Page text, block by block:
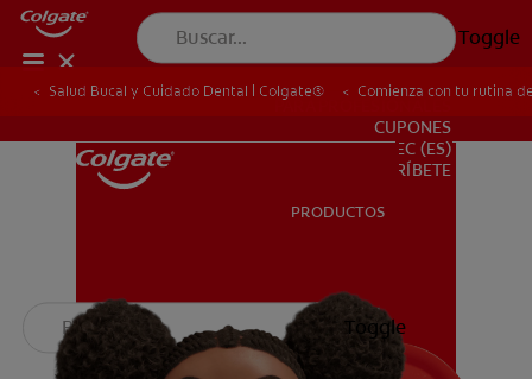
Toggle
SALUD BUCAL
PARA PROFESIONALES
CUPONES
EC (ES)
SUSCRÍBETE
PRODUCTOS
SALUD BUCAL
Toggle
Salud Bucal y Cuidado Dental | Colgate® Comienza con tu rutina